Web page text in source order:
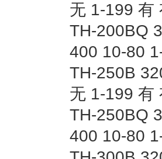
无 1-199 有
TH-200BQ
400 10-80
TH-250B
无 1-199 有
TH-250BQ
400 10-80